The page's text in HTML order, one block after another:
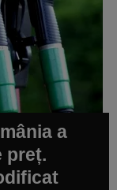
a
preț.